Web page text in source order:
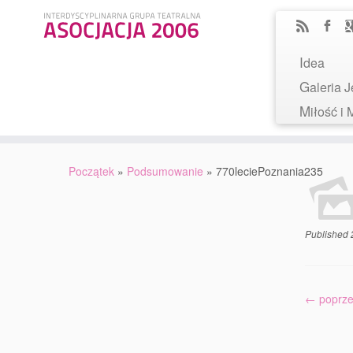
Idea
Galeria
Miłość
Początek » Podsumowanie » 770leciePoznania235
Published
←